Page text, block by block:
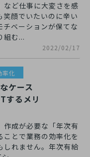
など仕事に大変さを感
笑顔でいたいのに辛い
ベーションが保てな
組む...
2022/02/17
率化
ケース
するメリ
作成が必要な「年次有
とで業務の効率化を
しれません。年次有給